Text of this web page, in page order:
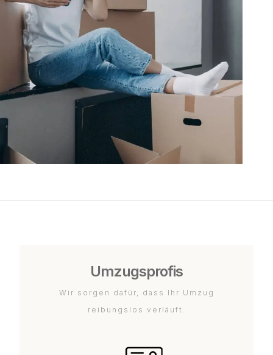
Umzugsprofis
Wir sorgen dafür, dass Ihr Umzug
reibungslos verläuft.